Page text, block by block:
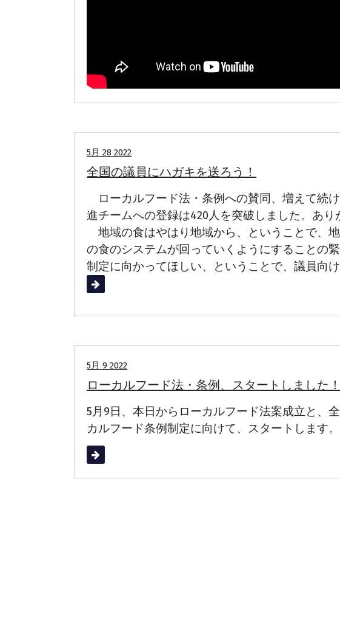
5月 28 2022
全国の議員にハガキを送ろう！
ローカルフード法・条例への賛同、増えて続
進チームへの登録は420人を突破しました。あり
地域の食はやはり地域から、ということで、
の食のシステムが回っていくようにすることの
制定に向かってほしい、ということで、議員向
続きを読む
5月 9 2022
ローカルフード法・条例、スタートしました！
5月9日、本日からローカルフード法案成立と、
カルフード条例制定に向けて、スタートします。
続きを読む